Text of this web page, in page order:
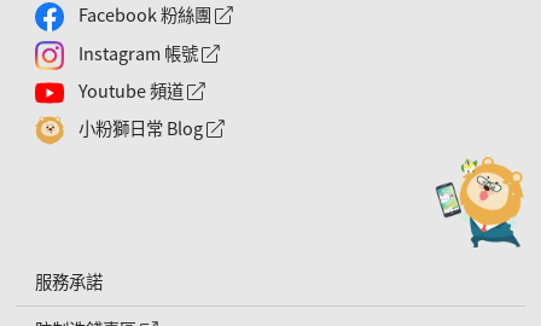
Facebook 粉絲團 外網連結符號
Instagram 帳號 外網連結符號
Youtube 頻道 外網連結符號
小粉獅日常 Blog 外網連結符號
服務承諾